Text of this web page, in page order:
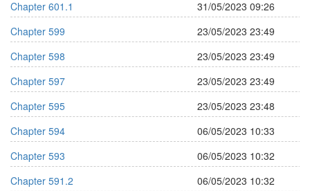
Chapter 601.1
31/05/2023 09:26
Chapter 599
23/05/2023 23:49
Chapter 598
23/05/2023 23:49
Chapter 597
23/05/2023 23:49
Chapter 595
23/05/2023 23:48
Chapter 594
06/05/2023 10:33
Chapter 593
06/05/2023 10:32
Chapter 591.2
06/05/2023 10:32